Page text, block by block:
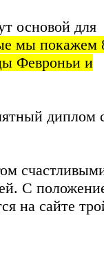
основой для
мы покажем
Февроньи и
диплом
С
на сайте